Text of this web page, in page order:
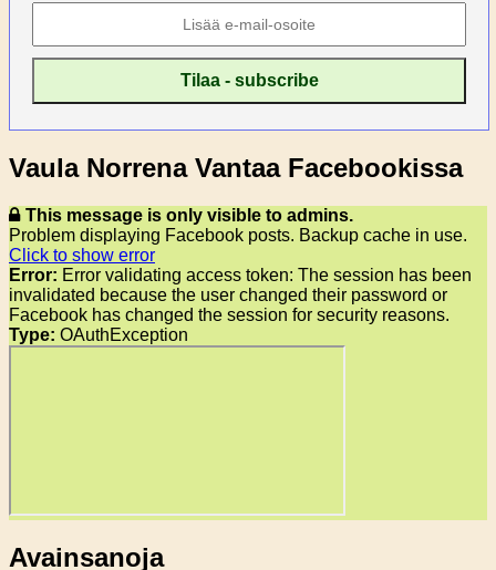
Vaula Norrena Vantaa Facebookissa
This message is only visible to admins.
Problem displaying Facebook posts. Backup cache in use.
Click to show error
Error: Error validating access token: The session has been
invalidated because the user changed their password or
Facebook has changed the session for security reasons.
Type: OAuthException
Avainsanoja